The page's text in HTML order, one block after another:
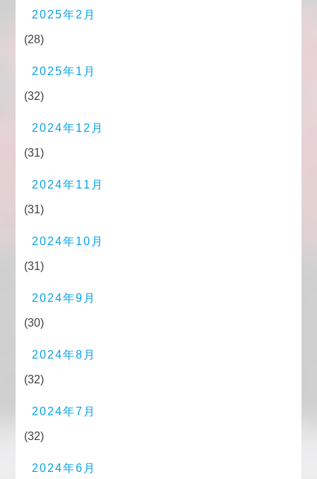
2025年2月
(28)
2025年1月
(32)
2024年12月
(31)
2024年11月
(31)
2024年10月
(31)
2024年9月
(30)
2024年8月
(32)
2024年7月
(32)
2024年6月